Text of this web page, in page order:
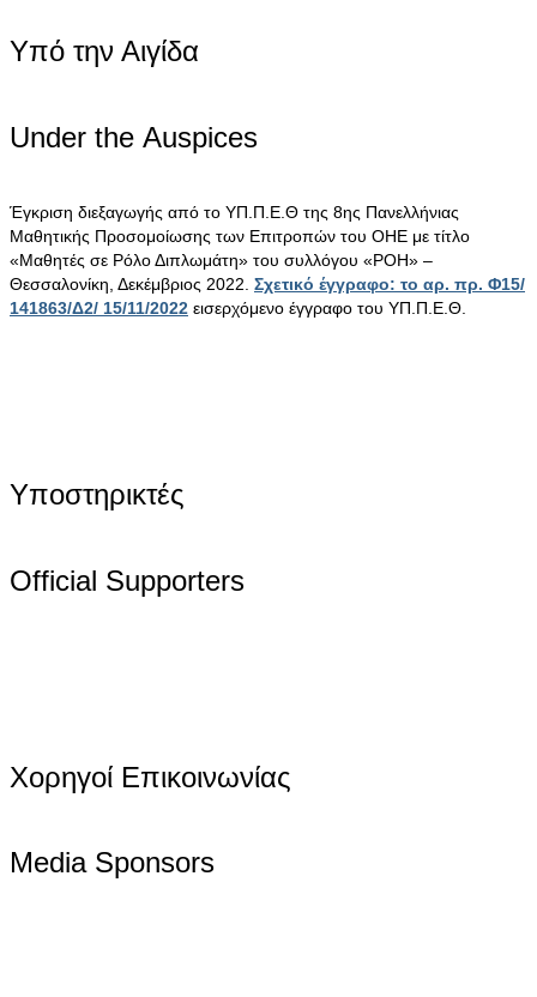
Υπό την Αιγίδα
Under the Αuspices
Έγκριση διεξαγωγής από το ΥΠ.Π.Ε.Θ της 8ης Πανελλήνιας
Μαθητικής Προσομοίωσης των Επιτροπών του ΟΗΕ με τίτλο
«Μαθητές σε Ρόλο Διπλωμάτη» του συλλόγου «ΡΟΗ» –
Θεσσαλονίκη, Δεκέμβριος 2022. Σχετικό έγγραφο: το αρ. πρ. Φ15/
141863/Δ2/ 15/11/2022 εισερχόμενο έγγραφο του ΥΠ.Π.Ε.Θ.
Υποστηρικτές
Official Supporters
Χορηγοί Επικοινωνίας
Media Sponsors